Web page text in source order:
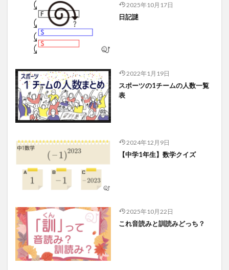
2025年10月17日
日記謎
2022年1月19日
スポーツの1チームの人数一覧
表
2024年12月9日
【中学1年生】数学クイズ
2025年10月22日
これ音読みと訓読みどっち？